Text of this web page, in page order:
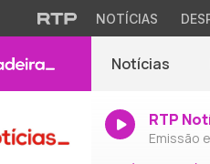
NOTÍCIAS
Notícias
RTP
Emissão